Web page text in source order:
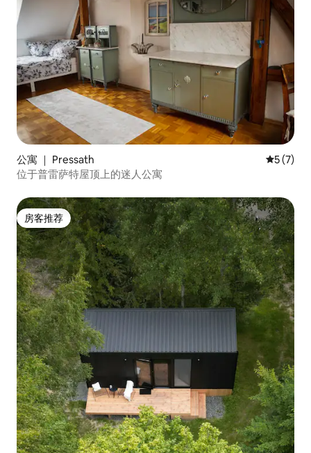
公寓 ｜ Pressath 平均评分
5 (7)
位于普雷萨特屋顶上的迷人公寓
房客推荐
房客推荐